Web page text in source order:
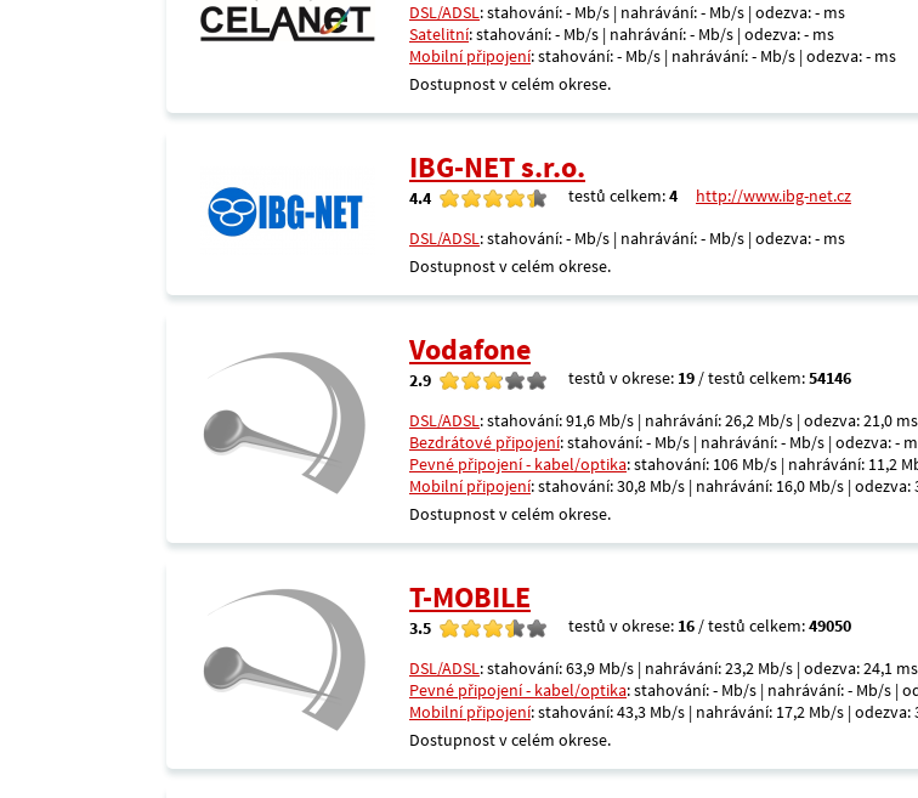
DSL/ADSL: stahování: - Mb/s | nahrávání: - Mb/s | odezva: - ms
Satelitní: stahování: - Mb/s | nahrávání: - Mb/s | odezva: - ms
Mobilní připojení: stahování: - Mb/s | nahrávání: - Mb/s | odezva: - ms
Dostupnost v celém okrese.
IBG-NET s.r.o.
4.4 testů celkem:4
http://www.ibg-net.cz
DSL/ADSL: stahování: - Mb/s | nahrávání: - Mb/s | odezva: - ms
Dostupnost v celém okrese.
Vodafone
2.9 testů v okrese: 19 / testů celkem:54146
DSL/ADSL: stahování: 91,6 Mb/s | nahrávání: 26,2 Mb/s | odezva: 21,0 ms
Bezdrátové připojení: stahování: - Mb/s | nahrávání: - Mb/s | odezva: -
Pevné připojení - kabel/optika: stahování: 106 Mb/s | nahrávání: 11,2
Mobilní připojení: stahování: 30,8 Mb/s | nahrávání: 16,0 Mb/s | odezva:
Dostupnost v celém okrese.
T-MOBILE
3.5 testů v okrese: 16 / testů celkem:49050
DSL/ADSL: stahování: 63,9 Mb/s | nahrávání: 23,2 Mb/s | odezva: 24,1 ms
Pevné připojení - kabel/optika: stahování: - Mb/s | nahrávání: - Mb/s |
Mobilní připojení: stahování: 43,3 Mb/s | nahrávání: 17,2 Mb/s | odezva:
Dostupnost v celém okrese.